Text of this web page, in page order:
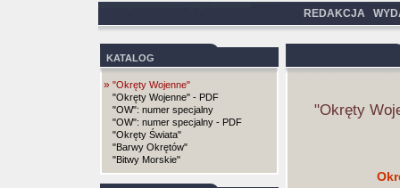
REDAKCJA
KATALOG
» "Okręty Wojenne"
"Okręty Wojenne" - PDF
"OW": numer specjalny
"OW": numer specjalny - PDF
"Okręty Świata"
"Barwy Okrętów"
"Bitwy Morskie"
"Okręty